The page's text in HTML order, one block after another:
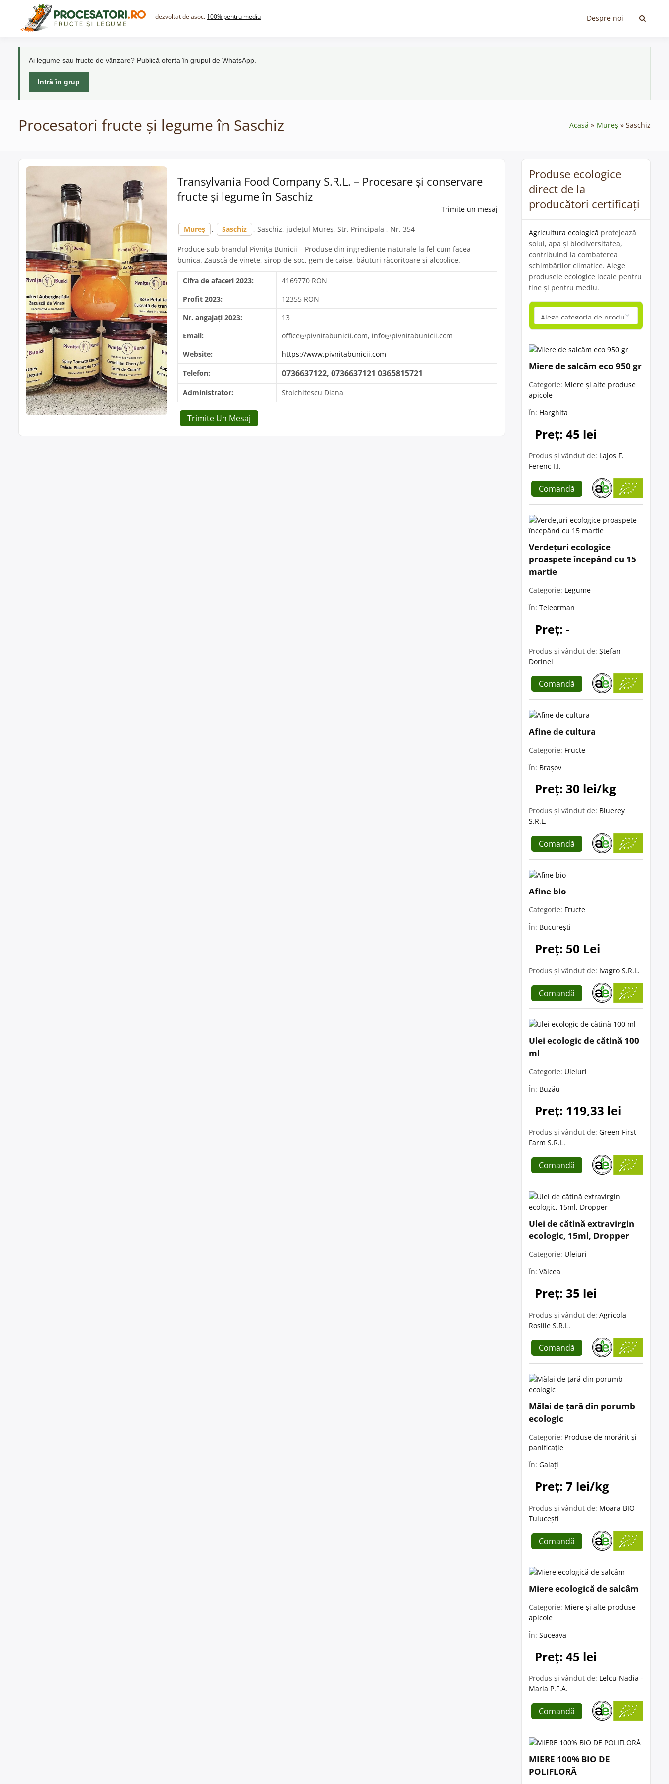
content
dezvoltat de asoc. 100% pentru mediu Despre noi
Ai legume sau fructe de vânzare? Publică oferta în grupul de WhatsApp.
Intră în grup
Procesatori fructe și legume în Saschiz Acasă Mureș Saschiz
Transylvania Food Company S.R.L. – Procesare și conservare
fructe și legume în Saschiz
Trimite un mesaj
Mureș , Saschiz , Saschiz, județul Mureș, Str. Principala , Nr. 354
Produce sub brandul Pivniţa Bunicii – Produse din ingrediente naturale la fel cum facea
bunica. Zauscă de vinete, sirop de soc, gem de caise, băuturi răcoritoare și alcoolice.
Cifra de afaceri 2023:
4169770 RON
Profit 2023:
12355 RON
Nr. angajați 2023:
13
Email:
office@pivnitabunicii.com, info@pivnitabunicii.com
Website:
https://www.pivnitabunicii.com
Telefon:
0736637122, 0736637121 0365815721
Administrator: Stoichitescu Diana
Trimite Un Mesaj
Produse ecologice
direct de la
producători certificați
Agricultura ecologică protejează
solul, apa și biodiversitatea,
contribuind la combaterea
schimbărilor climatice. Alege
produsele ecologice locale pentru
tine și pentru mediu.
Miere de salcâm eco 950 gr
Categorie: Miere și alte produse
apicole
În: Harghita
Preț: 45 lei
Produs și vândut de: Lajos F.
Ferenc I.I.
Comandă
Verdețuri ecologice
proaspete începând cu 15
martie
Categorie: Legume
În: Teleorman
Preț: -
Produs și vândut de: Ștefan
Dorinel
Comandă
Afine de cultura
Categorie: Fructe
În: Brașov
Preț: 30 lei/kg
Produs și vândut de: Bluerey
S.R.L.
Comandă
Afine bio
Categorie: Fructe
În: București
Preț: 50 Lei
Produs și vândut de: Ivagro S.R.L.
Comandă
Ulei ecologic de cătină 100
ml
Categorie: Uleiuri
În: Buzău
Preț: 119,33 lei
Produs și vândut de: Green First
Farm S.R.L.
Comandă
Ulei de cătină extravirgin
ecologic, 15ml, Dropper
Categorie: Uleiuri
În: Vâlcea
Preț: 35 lei
Produs și vândut de: Agricola
Rosiile S.R.L.
Comandă
Mălai de țară din porumb
ecologic
Categorie: Produse de morărit și
panificație
În: Galați
Preț: 7 lei/kg
Produs și vândut de: Moara BIO
Tulucești
Comandă
Miere ecologică de salcâm
Categorie: Miere și alte produse
apicole
În: Suceava
Preț: 45 lei
Produs și vândut de: Lelcu Nadia -
Maria P.F.A.
Comandă
MIERE 100% BIO DE
POLIFLORĂ